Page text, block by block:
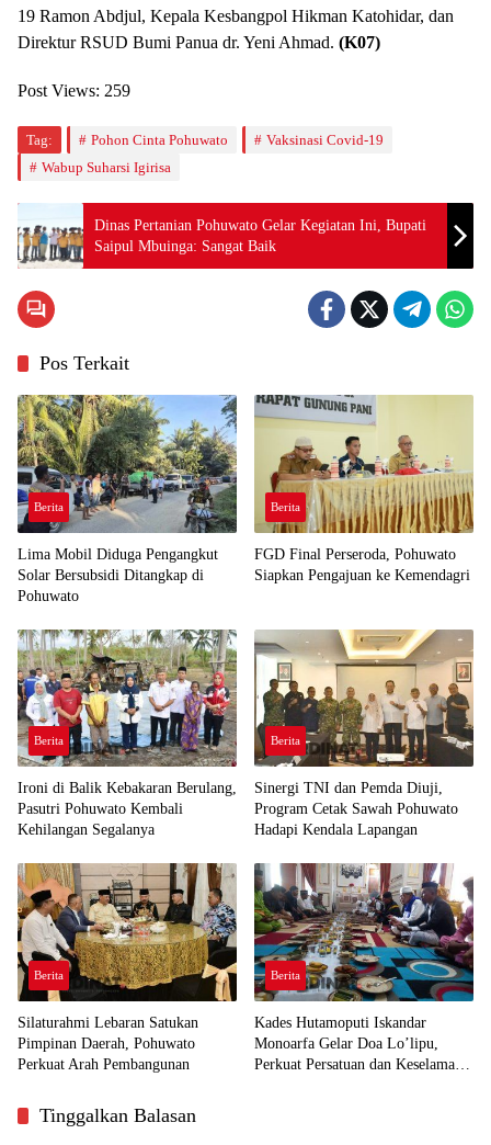
19 Ramon Abdjul, Kepala Kesbangpol Hikman Katohidar, dan
Direktur RSUD Bumi Panua dr. Yeni Ahmad. (K07)
Post Views: 259
Tag: Pohon Cinta Pohuwato
Vaksinasi Covid-19
Wabup Suharsi Igirisa
Dinas Pertanian Pohuwato Gelar Kegiatan Ini, Bupati
Saipul Mbuinga: Sangat Baik
Pos Terkait
Berita
Lima Mobil Diduga Pengangkut
Solar Bersubsidi Ditangkap di
Pohuwato
Berita
FGD Final Perseroda, Pohuwato
Siapkan Pengajuan ke Kemendagri
Berita
Ironi di Balik Kebakaran Berulang,
Pasutri Pohuwato Kembali
Kehilangan Segalanya
Berita
Sinergi TNI dan Pemda Diuji,
Program Cetak Sawah Pohuwato
Hadapi Kendala Lapangan
Berita
Silaturahmi Lebaran Satukan
Pimpinan Daerah, Pohuwato
Perkuat Arah Pembangunan
Berita
Kades Hutamoputi Iskandar
Monoarfa Gelar Doa Lo’lipu,
Perkuat Persatuan dan Keselamatan
Tinggalkan Balasan